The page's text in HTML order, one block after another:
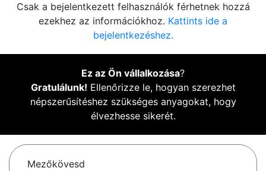
Csak a bejelentkezett felhasználók férhetnek hozzá
ezekhez az információkhoz. Kattints ide a
bejelentkezéshez.
Ez az Ön vállalkozása?
Gratulálunk! Ellenőrizze le, hogyan szerezhet
népszerűsítéshez szükséges anyagokat, hogy
élvezhesse sikerét.
Mezőkövesd